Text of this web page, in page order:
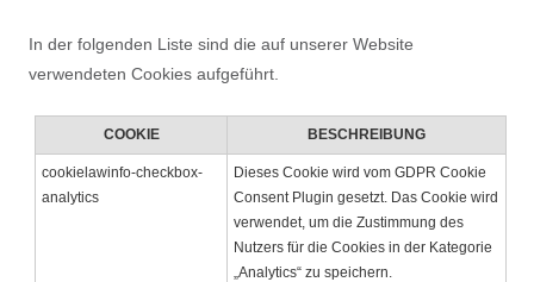
In der folgenden Liste sind die auf unserer Website
verwendeten Cookies aufgeführt.
COOKIE BESCHREIBUNG
cookielawinfo-checkbox-
analytics
Dieses Cookie wird vom GDPR Cookie
Consent Plugin gesetzt. Das Cookie wird
verwendet, um die Zustimmung des
Nutzers für die Cookies in der Kategorie
„Analytics“ zu speichern.